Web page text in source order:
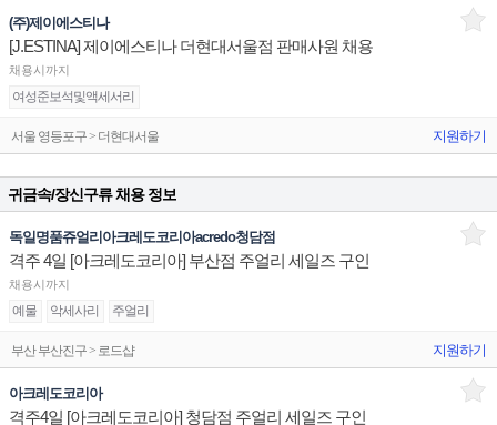
(주)제이에스티나
[J.ESTINA] 제이에스티나 더현대서울점 판매사원 채용
채용시까지
여성준보석및액세서리
서울 영등포구 > 더현대서울 지원하기
귀금속/장신구류 채용 정보
독일명품쥬얼리아크레도코리아acredo청담점
격주 4일 [아크레도코리아] 부산점 주얼리 세일즈 구인
채용시까지
예물 악세사리 주얼리
부산 부산진구 > 로드샵 지원하기
아크레도코리아
격주4일 [아크레도코리아] 청담점 주얼리 세일즈 구인